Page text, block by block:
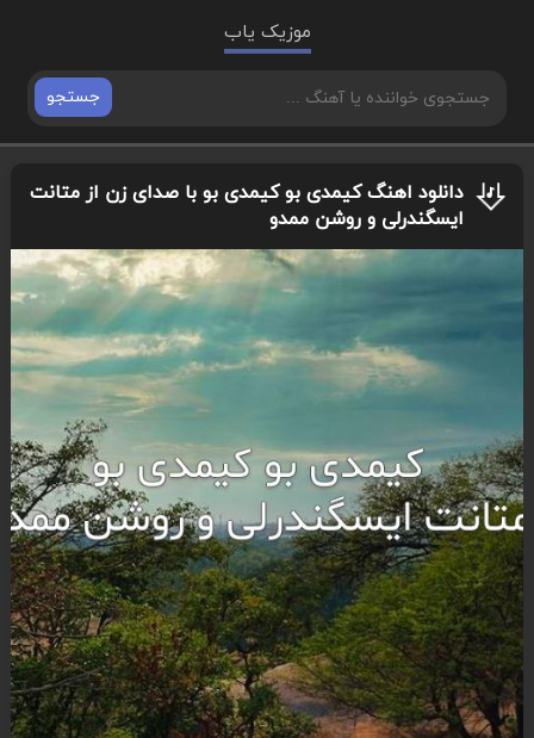
موزیک یاب
جستجو
دانلود اهنگ کیمدی بو کیمدی بو با صدای زن از متانت
ایسگندرلی و روشن ممدو